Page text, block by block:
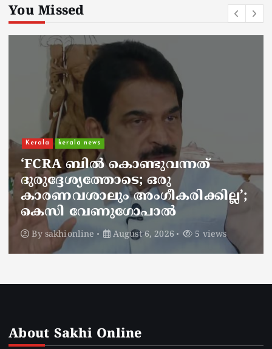
You Missed
kerala news
ചാലിശേരിയില്‍ സര്‍ക്കാര്‍
ജനകീയ ആരോഗ്യകേന്ദ്രത്തില്‍
നഴ്സിന് അണലിയുടെ കടിയേറ്റു;
അണലിയുടെ കടിയേറ്റത്
ഡ്യൂട്ടിക്കിടെ
By sakhionline August 6, 2026 4 views
About Sakhi Online